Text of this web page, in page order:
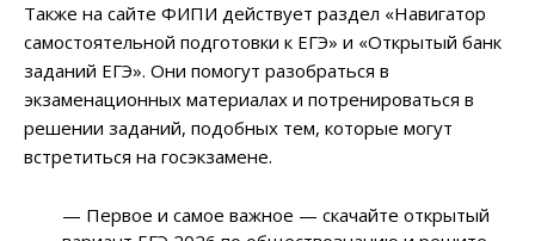
Также на сайте ФИПИ действует раздел «Навигатор
самостоятельной подготовки к ЕГЭ» и «Открытый банк
заданий ЕГЭ». Они помогут разобраться в
экзаменационных материалах и потренироваться в
решении заданий, подобных тем, которые могут
встретиться на госэкзамене.
— Первое и самое важное — скачайте открытый